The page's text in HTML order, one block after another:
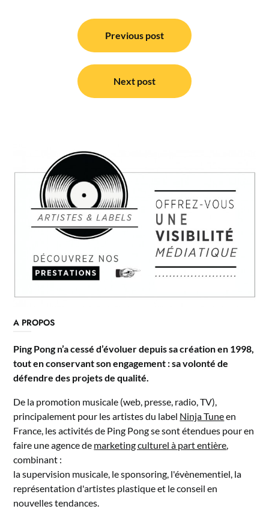
Navigation
Previous post
Next post
A PROPOS
Ping Pong n’a cessé d’évoluer depuis sa création en 1998,
tout en conservant son engagement : sa volonté de
défendre des projets de qualité.
De la promotion musicale (web, presse, radio, TV),
principalement pour les artistes du label Ninja Tuneen
France, les activités de Ping Pong se sont étendues pour en
faire une agence de marketing culturel à part entière
combinant :
la supervision musicale, le sponsoring, l'évènementiel, la
représentation d'artistes plastique et le conseil en
nouvelles tendances.